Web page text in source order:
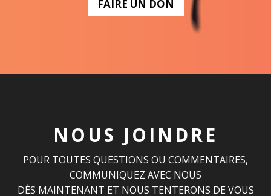
FAIRE UN DON
NOUS JOINDRE
POUR TOUTES QUESTIONS OU COMMENTAIRES,
COMMUNIQUEZ AVEC NOUS
DÈS MAINTENANT ET NOUS TENTERONS DE VOUS